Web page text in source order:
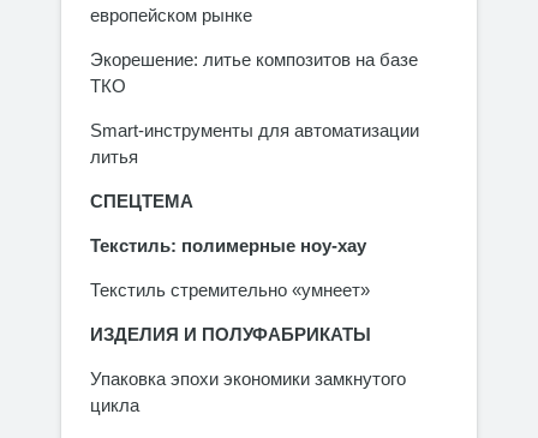
европейском рынке
Экорешение: литье композитов на базе
ТКО
Smart-инструменты для автоматизации
литья
СПЕЦТЕМА
Текстиль: полимерные ноу-хау
Текстиль стремительно «умнеет»
ИЗДЕЛИЯ И ПОЛУФАБРИКАТЫ
Упаковка эпохи экономики замкнутого
цикла